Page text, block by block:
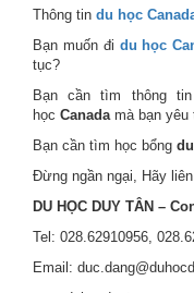
Thông tin du học
Bạn muốn đi du học
tục?
Bạn cần tìm thông
học Canadamà bạn yêu
Bạn cần tìm học bổng
Đừng ngần ngại, Hãy
DU HỌC DUY TÂN –
Tel: 028.62910956,
Email: